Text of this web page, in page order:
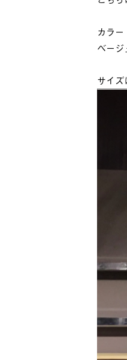
カラー
ベージ
サイズ